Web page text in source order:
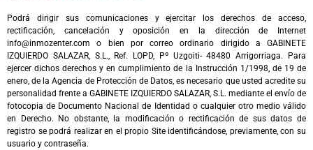
Podrá dirigir sus comunicaciones y ejercitar los derechos de acceso,
rectificación, cancelación y oposición en la dirección de Internet
info@inmozenter.com o bien por correo ordinario dirigido a GABINETE
IZQUIERDO SALAZAR, S.L., Ref. LOPD, Pº Uzgoiti- 48480 Arrigorriaga. Para
ejercer dichos derechos y en cumplimiento de la Instrucción 1/1998, de 19 de
enero, de la Agencia de Protección de Datos, es necesario que usted acredite su
personalidad frente a GABINETE IZQUIERDO SALAZAR, S.L. mediante el envío de
fotocopia de Documento Nacional de Identidad o cualquier otro medio válido
en Derecho. No obstante, la modificación o rectificación de sus datos de
registro se podrá realizar en el propio Site identificándose, previamente, con su
usuario y contraseña.